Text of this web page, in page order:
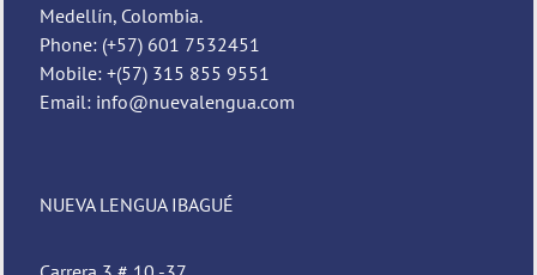
Medellín, Colombia.
Phone: (+57) 601 7532451
Mobile: +(57) 315 855 9551
Email: info@nuevalengua.com
NUEVA LENGUA IBAGUÉ